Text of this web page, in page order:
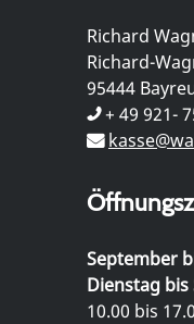
Richard
Richard-
95444
+ 49 921-
September
Dienstag
10.00 bis